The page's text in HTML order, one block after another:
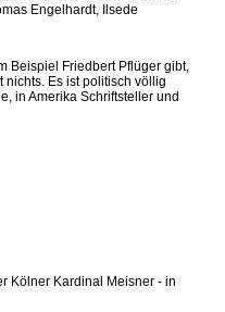
Engelhardt, Ilsede
Beispiel Friedbert Pflüger gibt,
nichts. Es ist politisch völlig
in Amerika Schriftsteller und
Kölner Kardinal Meisner - in